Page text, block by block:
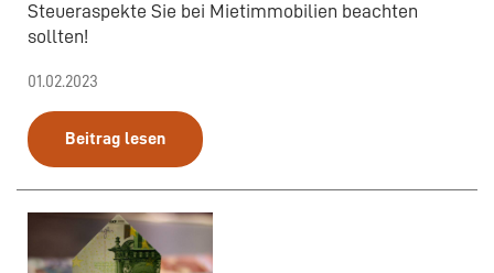
Steueraspekte Sie bei Mietimmobilien beachten
sollten!
01.02.2023
Beitrag lesen